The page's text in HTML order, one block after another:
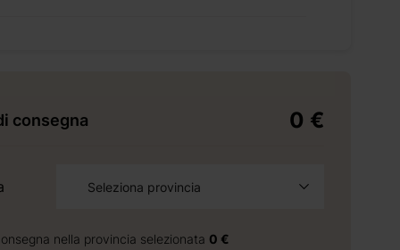
consegna 0 €
Seleziona provincia
nella provincia selezionata 0 €